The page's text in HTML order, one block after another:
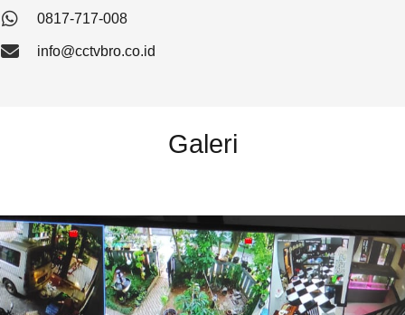
0817-717-008
info@cctvbro.co.id
Galeri